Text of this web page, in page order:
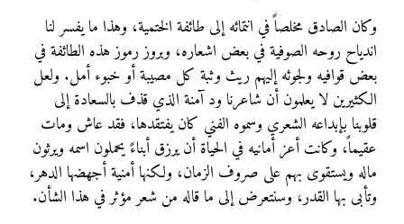
وكان الصادق مخلصاً في انتمائه إلى طائفة الختمية، وهذا ما يفسر لنا
اندياح روحه الصوفية في بعض اشعاره، وبروز رموز هذه الطائفة في
بعض قوافيه ولجوئه إليهم ريث وثبة كل مصيبة أو خبوء أمل. ولعل
الكثيرين لا يعلمون أن شاعرنا ود آمنة الذي قذف بالسعادة إلى
قلوبنا بإبداعه الشعري وسموه الفني كان يفتقدها، فقد عاش ومات
عقيماً، وكانت أعز أمانيه في الحياة أن يرزق أبناءً يحملون اسمه ويرثون
ماله ويستقوى بهم على صروف الزمان، ولكنها أمنية أجهضها الدهر،
وتأبى بها القدر، وسنتعرض إلى ما قاله من شعر مؤثر في هذا الشأن.